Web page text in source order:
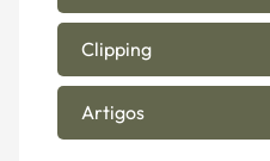
Clipping
Artigos